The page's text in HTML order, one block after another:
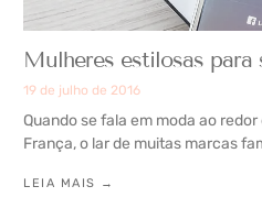
Mulheres estilosas
19 de julho de 2016
Quando se fala em moda ao
França, o lar de muitas marcas
LEIA MAIS →